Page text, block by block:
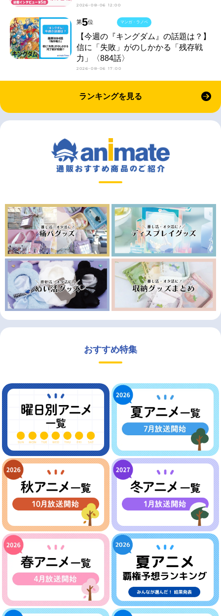
2026-08-06 12:00
第5位
【今週の『キングダム』の話題は？】
信に「失敗」がのしかかる「残存戦
力」〈884話〉
2026-08-06 17:00
マンガ・ラノベ
ランキングを見る
おすすめ特集